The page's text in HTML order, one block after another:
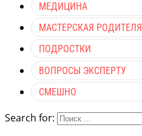
МЕДИЦИНА
МАСТЕРСКАЯ РОДИТЕЛЯ
ПОДРОСТКИ
ВОПРОСЫ ЭКСПЕРТУ
СМЕШНО
Search for: